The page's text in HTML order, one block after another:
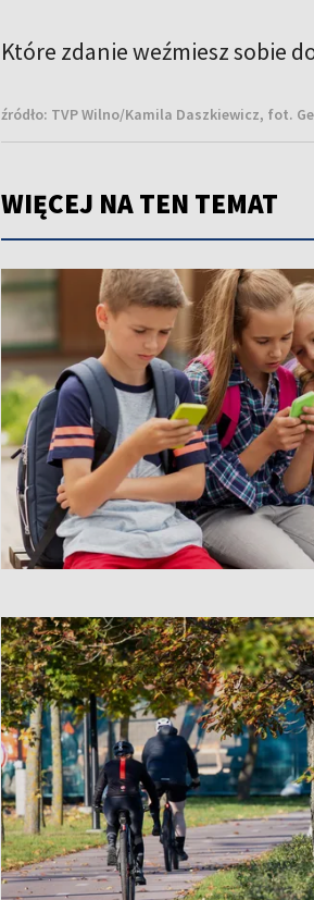
Które zdanie weźmiesz sobie
źródło: TVP Wilno/Kamila Daszkiewicz, fot.
WIĘCEJ NA TEN TEMAT